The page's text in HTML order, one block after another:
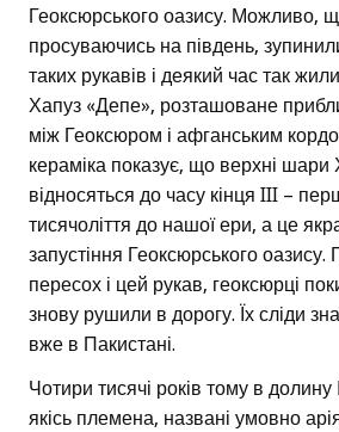
Геоксюрського оазису. Можливо,
просуваючись на південь,
таких рукавів і деякий час так
Хапуз «Депе», розташоване
між Геоксюром і афганським
кераміка показує, що верхні шари
відносяться до часу кінця III –
тисячоліття до нашої ери, а це
запустіння Геоксюрського оазису.
пересох і цей рукав, геоксюрці
знову рушили в дорогу. Їх сліди
вже в Пакистані.
Чотири тисячі років тому в долину
якісь племена, названі умовно